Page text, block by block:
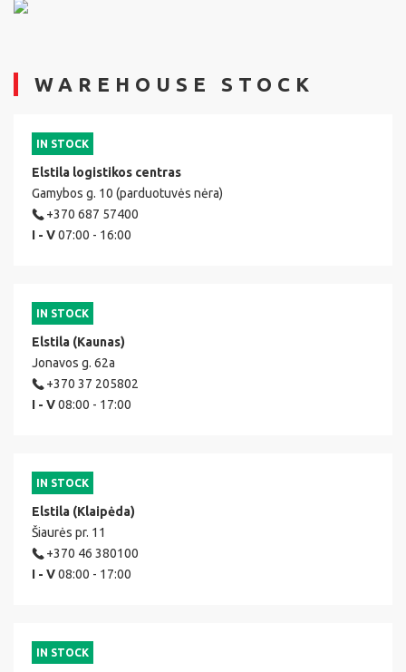
WAREHOUSE STOCK
IN STOCK
Elstila logistikos centras
Gamybos g. 10 (parduotuvės nėra)
+370 687 57400
I - V07:00 - 16:00
IN STOCK
Elstila (Kaunas)
Jonavos g. 62a
+370 37 205802
I - V08:00 - 17:00
IN STOCK
Elstila (Klaipėda)
Šiaurės pr. 11
+370 46 380100
I - V08:00 - 17:00
IN STOCK